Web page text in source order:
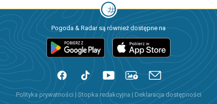
Pogoda & Radar są również dostępne na
Polityka prywatności |Stopka redakcyjna | Deklaracja dostępności